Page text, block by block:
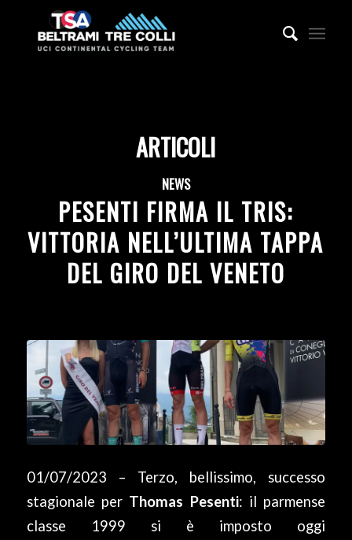
ARTICOLI
NEWS
PESENTI FIRMA IL TRIS:
VITTORIA NELL’ULTIMA TAPPA
DEL GIRO DEL VENETO
01/07/2023 – Terzo, bellissimo, successo
stagionale per Thomas Pesenti: il parmense
classe 1999 si è imposto oggi